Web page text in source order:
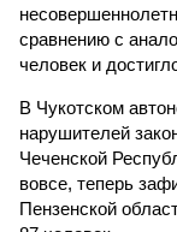
сравнению с
человек и
В Чукотском
нарушителей
Чеченской
вовсе, теперь
Пензенской